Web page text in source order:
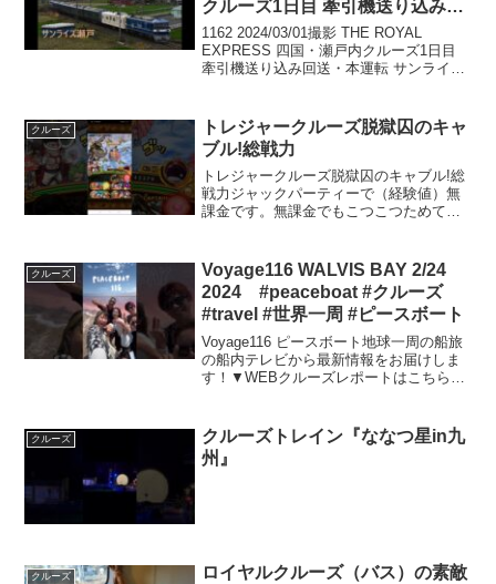
クルーズ1日目 牽引機送り込み回
送・本運転 サンライズ瀬戸 他
1162 2024/03/01撮影 THE ROYAL
EXPRESS 四国・瀬戸内クルーズ1日目
牽引機送り込み回送・本運転 サンライズ
クルーズ
トレジャークルーズ脱獄囚のキャ
ブル!総戦力
トレジャークルーズ脱獄囚のキャブル!総
戦力ジャックパーティーで（経験値）無
課金です。無課金でもこつこつためて引
い時に出るんですよね。課金にはご注意
を!!!!!
クルーズ
Voyage116 WALVIS BAY 2/24
2024 #peaceboat #クルーズ
#travel #世界一周 #ピースボート
Voyage116 ピースボート地球一周の船旅
の船内テレビから最新情報をお届けしま
す！▼WEBクルーズレポートはこちらか
チ)...
クルーズ
クルーズトレイン『ななつ星in九
州』
クルーズ
ロイヤルクルーズ（バス）の素敵